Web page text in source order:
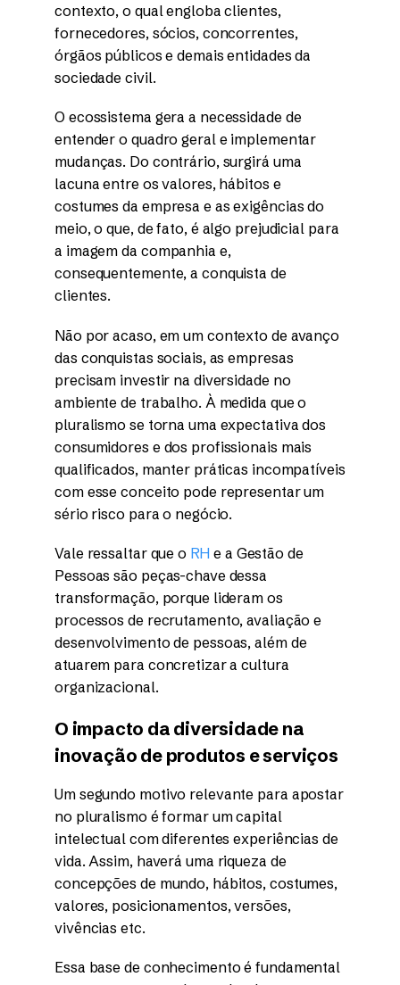
contexto, o qual engloba clientes,
fornecedores, sócios, concorrentes,
órgãos públicos e demais entidades da
sociedade civil.
O ecossistema gera a necessidade de
entender o quadro geral e implementar
mudanças. Do contrário, surgirá uma
lacuna entre os valores, hábitos e
costumes da empresa e as exigências do
meio, o que, de fato, é algo prejudicial para
a imagem da companhia e,
consequentemente, a conquista de
clientes.
Não por acaso, em um contexto de avanço
das conquistas sociais, as empresas
precisam investir na diversidade no
ambiente de trabalho. À medida que o
pluralismo se torna uma expectativa dos
consumidores e dos profissionais mais
qualificados, manter práticas incompatíveis
com esse conceito pode representar um
sério risco para o negócio.
Vale ressaltar que o RH e a Gestão de
Pessoas são peças-chave dessa
transformação, porque lideram os
processos de recrutamento, avaliação e
desenvolvimento de pessoas, além de
atuarem para concretizar a cultura
organizacional.
O impacto da diversidade na
inovação de produtos e serviços
Um segundo motivo relevante para apostar
no pluralismo é formar um capital
intelectual com diferentes experiências de
vida. Assim, haverá uma riqueza de
concepções de mundo, hábitos, costumes,
valores, posicionamentos, versões,
vivências etc.
Essa base de conhecimento é fundamental